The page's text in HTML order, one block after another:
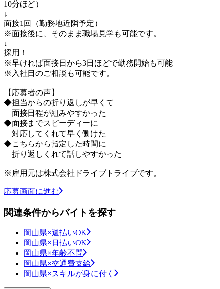
10分ほど）
↓
面接1回（勤務地近隣予定）
※面接後に、そのまま職場見学も可能です。
↓
採用！
※早ければ面接日から3日ほどで勤務開始も可能
※入社日のご相談も可能です。
【応募者の声】
◆担当からの折り返しが早くて
面接日程が組みやすかった
◆面接までスピーディーに
対応してくれて早く働けた
◆こちらから指定した時間に
折り返しくれて話しやすかった
※雇用元は株式会社ドライブトライブです。
応募画面に進む
関連条件からバイトを探す
岡山県×週払いOK
岡山県×日払いOK
岡山県×年齢不問
岡山県×交通費支給
岡山県×スキルが身に付く